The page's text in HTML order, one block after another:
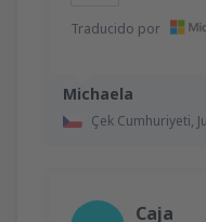
Michaela
Çek Cumhuriyeti,
Traducido por
Caja